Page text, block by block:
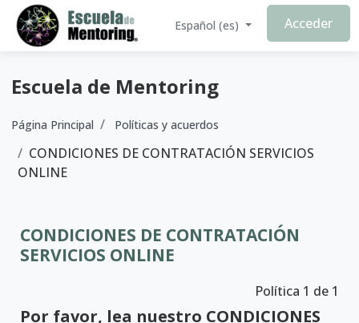
Salta al contenido principal
Español ‎(es)‎ Acceder
Escuela de Mentoring
Página Principal Políticas y acuerdos
CONDICIONES DE CONTRATACIÓN SERVICIOS
ONLINE
CONDICIONES DE CONTRATACIÓN
SERVICIOS ONLINE
Política 1 de 1
Por favor, lea nuestro CONDICIONES